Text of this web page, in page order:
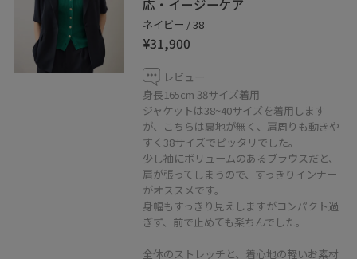
※店頭及び屋外での撮影画像は、光の当たり具合で色味
が異なって見える場合がございます。
商品の色味はスタジオ撮影の画像をご参照ください。
お気に入りのスタッフやショップのフォロー、右下の
「♡」を押して頂くと保存が出来ます！
《お気に入り》からすぐにスタイリングをチェックして
頂けるので、ぜひご活用くださいませ！
my Instagram ▷▶▷ @naaabe_rope
応・イージーケア
ネイビー / 38
¥31,900
レビュー
身長165cm 38サイズ着用
ジャケットは38~40サイズを着用します
が、こちらは裏地が無く、肩周りも動きや
すく38サイズでピッタリでした。
少し袖にボリュームのあるブラウスだと、
肩が張ってしまうので、すっきりインナー
がオススメです。
身幅もすっきり見えしますがコンパクト過
ぎず、前で止めても楽ちんでした。
全体のストレッチと、着心地の軽いお素材